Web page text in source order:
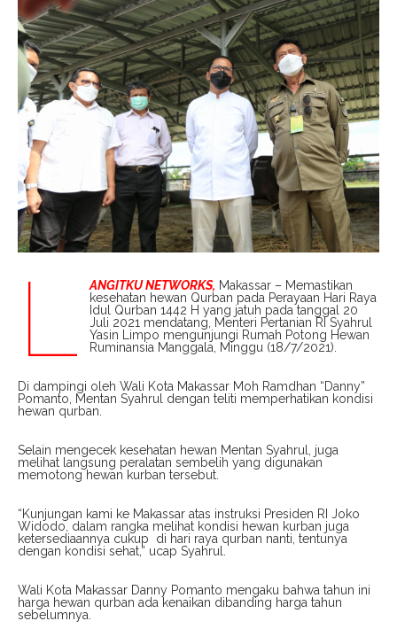
L ANGITKU NETWORKS, Makassar – Memastikan
kesehatan hewan Qurban pada Perayaan Hari Raya
Idul Qurban 1442 H yang jatuh pada tanggal 20
Juli 2021 mendatang, Menteri Pertanian RI Syahrul
Yasin Limpo mengunjungi Rumah Potong Hewan
Ruminansia Manggala, Minggu (18/7/2021).
Di dampingi oleh Wali Kota Makassar Moh Ramdhan “Danny”
Pomanto, Mentan Syahrul dengan teliti memperhatikan kondisi
hewan qurban.
Selain mengecek kesehatan hewan Mentan Syahrul, juga
melihat langsung peralatan sembelih yang digunakan
memotong hewan kurban tersebut.
“Kunjungan kami ke Makassar atas instruksi Presiden RI Joko
Widodo, dalam rangka melihat kondisi hewan kurban juga
ketersediaannya cukup di hari raya qurban nanti, tentunya
dengan kondisi sehat,” ucap Syahrul.
Wali Kota Makassar Danny Pomanto mengaku bahwa tahun ini
harga hewan qurban ada kenaikan dibanding harga tahun
sebelumnya.